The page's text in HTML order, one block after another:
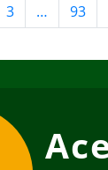
3 … 93